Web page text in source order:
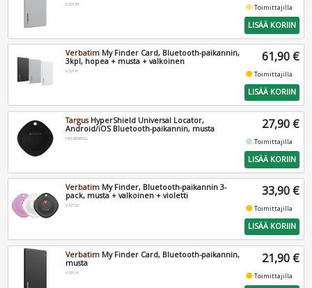
V32139 fiber_manual_recordToimittajilla
LISÄÄ KORIIN
Verbatim My Finder Card, Bluetooth-paikannin,
3kpl, hopea + musta + valkoinen
V32141
61,90 €
fiber_manual_recordToimittajilla
LISÄÄ KORIIN
TargusHyperShield Universal Locator,
Android/iOS Bluetooth-paikannin, musta
HS5800BKGL
27,90 €
fiber_manual_recordToimittajilla
LISÄÄ KORIIN
Verbatim My Finder, Bluetooth-paikannin 3-
pack, musta + valkoinen + violetti
V32132
33,90 €
fiber_manual_recordToimittajilla
LISÄÄ KORIIN
Verbatim My Finder Card, Bluetooth-paikannin,
musta
V32138
21,90 €
fiber_manual_recordToimittajilla